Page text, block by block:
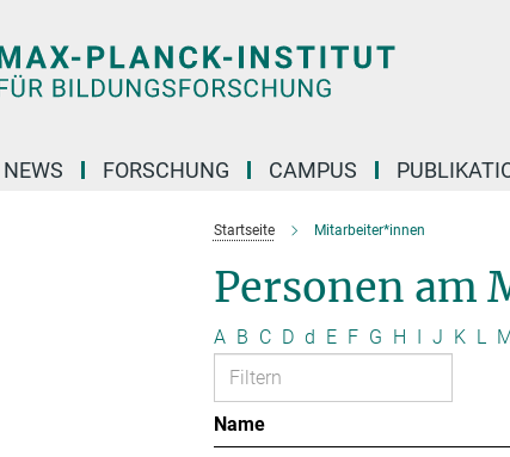
NEWS FORSCHUNG CAMPUS
Startseite Mitarbeiter*innen
Personen am
A B C D d E F G H I J K L
Name